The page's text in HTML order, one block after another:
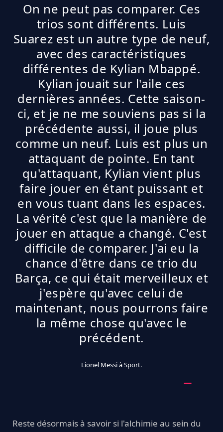
On ne peut pas comparer. Ces
trios sont différents. Luis
Suarez est un autre type de neuf,
avec des caractéristiques
différentes de Kylian Mbappé.
Kylian jouait sur l'aile ces
dernières années. Cette saison-
ci, et je ne me souviens pas si la
précédente aussi, il joue plus
comme un neuf. Luis est plus un
attaquant de pointe. En tant
qu'attaquant, Kylian vient plus
faire jouer en étant puissant et
en vous tuant dans les espaces.
La vérité c'est que la manière de
jouer en attaque a changé. C'est
difficile de comparer. J'ai eu la
chance d'être dans ce trio du
Barça, ce qui était merveilleux et
j'espère qu'avec celui de
maintenant, nous pourrons faire
la même chose qu'avec le
précédent.
Lionel Messi à Sport.
Reste désormais à savoir si l'alchimie au sein du